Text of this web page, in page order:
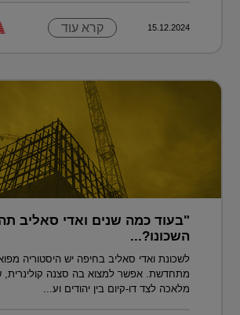
15.12.2024 קרא עוד
"בעוד כמה שנים ואדי סאליב
השכונו?...
לשכונת ואדי סאליב בחיפה יש היסטוריה
מתחדשת. אפשר למצוא בה סצנה קולינרית,
מלאכה לצד דו-קיום בין יהודים וע...